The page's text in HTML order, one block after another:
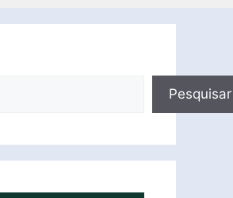
Pesquisar